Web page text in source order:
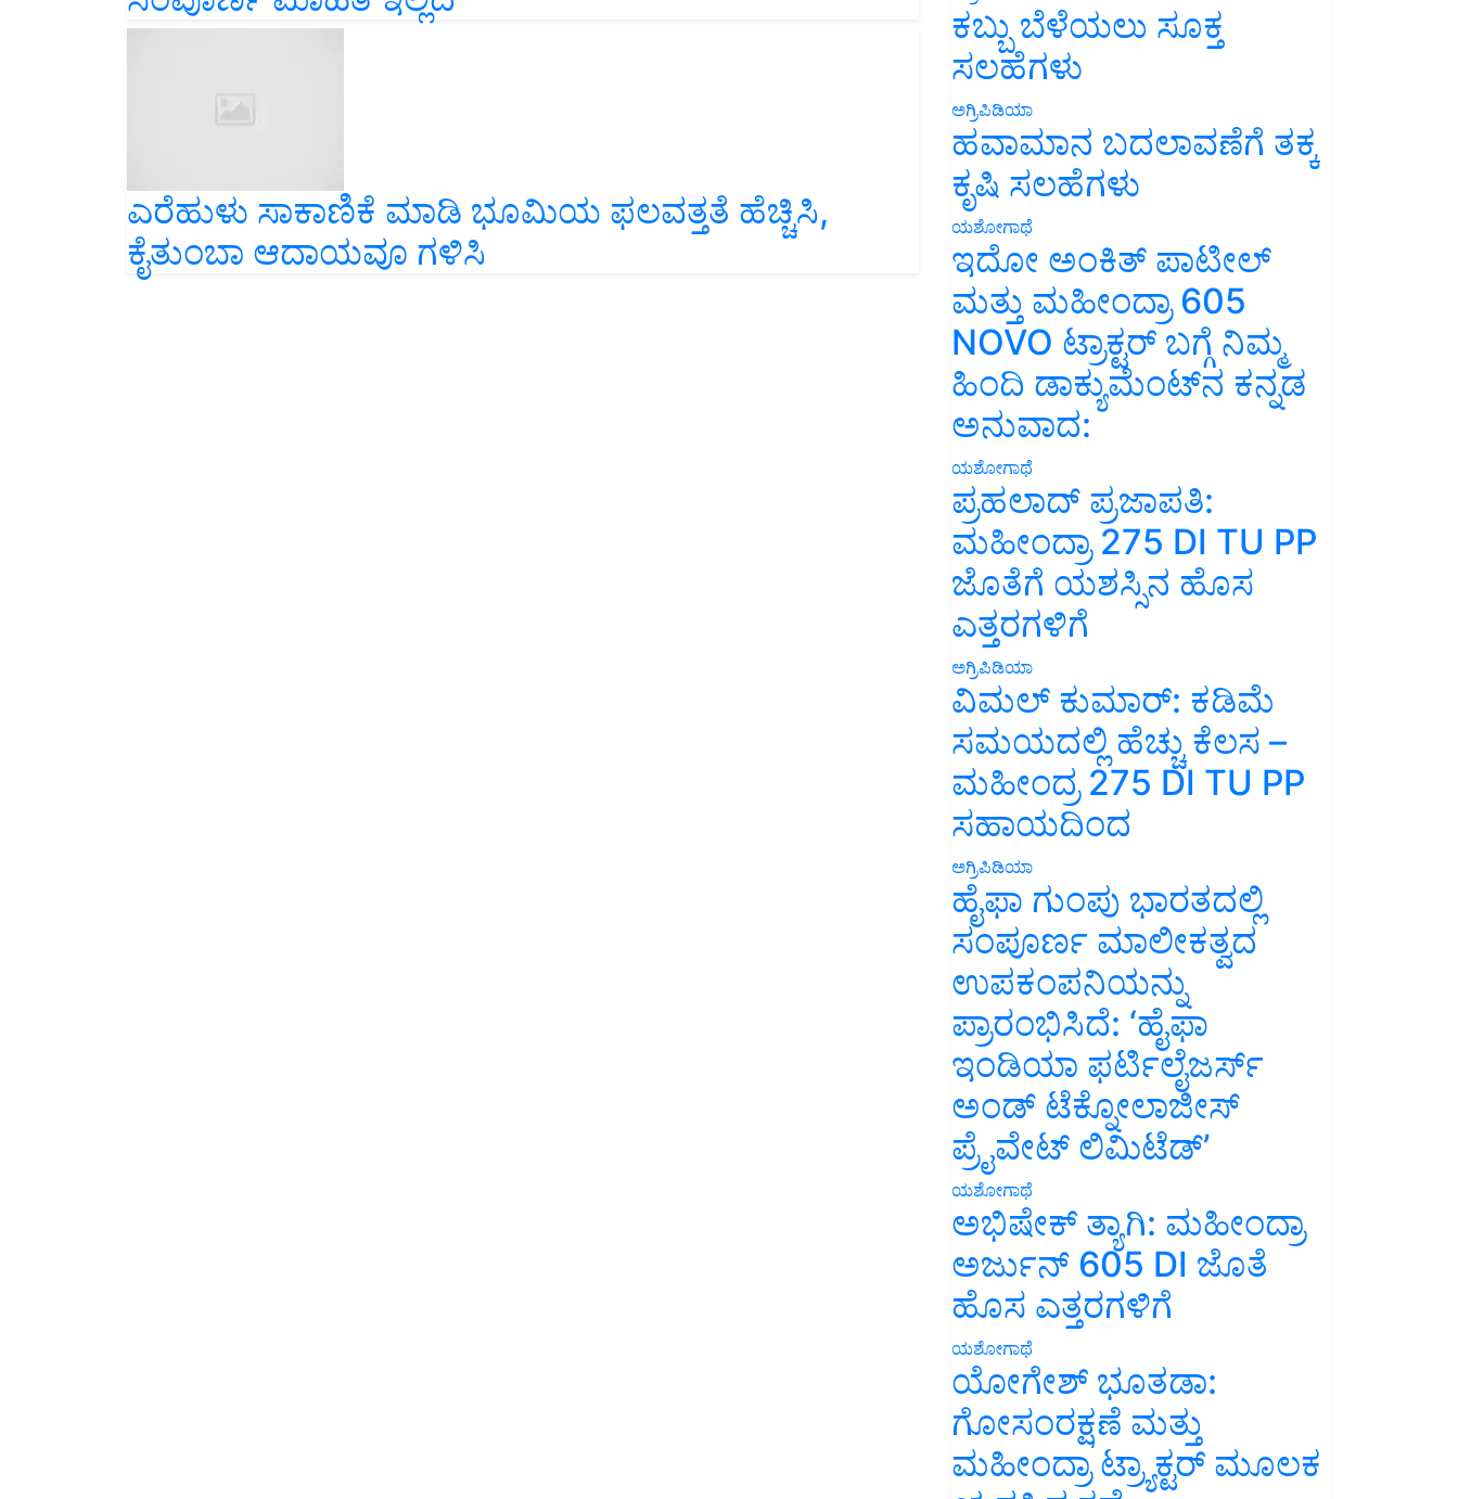
ಎರೆಹುಳು ಸಾಕಾಣಿಕೆ ಮಾಡಿ ಭೂಮಿಯ ಫಲವತ್ತತೆ ಹೆಚ್ಚಿಸಿ,
ಕೈತುಂಬಾ ಆದಾಯವೂ ಗಳಿಸಿ
ಕಬ್ಬು ಬೆಳೆಯಲು ಸೂಕ್ತ
ಸಲಹೆಗಳು
ಅಗ್ರಿಪಿಡಿಯಾ
ಹವಾಮಾನ ಬದಲಾವಣೆಗೆ ತಕ್ಕ
ಕೃಷಿ ಸಲಹೆಗಳು
ಯಶೋಗಾಥೆ
ಇದೋ ಅಂಕಿತ್ ಪಾಟೀಲ್
ಮತ್ತು ಮಹೀಂದ್ರಾ 605
NOVO ಟ್ರಾಕ್ಟರ್ ಬಗ್ಗೆ ನಿಮ್ಮ
ಹಿಂದಿ ಡಾಕ್ಯುಮೆಂಟ್‌ನ ಕನ್ನಡ
ಅನುವಾದ:
ಯಶೋಗಾಥೆ
ಪ್ರಹಲಾದ್ ಪ್ರಜಾಪತಿ:
ಮಹೀಂದ್ರಾ 275 DI TU PP
ಜೊತೆಗೆ ಯಶಸ್ಸಿನ ಹೊಸ
ಎತ್ತರಗಳಿಗೆ
ಅಗ್ರಿಪಿಡಿಯಾ
ವಿಮಲ್ ಕುಮಾರ್: ಕಡಿಮೆ
ಸಮಯದಲ್ಲಿ ಹೆಚ್ಚು ಕೆಲಸ –
ಮಹೀಂದ್ರ 275 DI TU PP
ಸಹಾಯದಿಂದ
ಅಗ್ರಿಪಿಡಿಯಾ
ಹೈಫಾ ಗುಂಪು ಭಾರತದಲ್ಲಿ
ಸಂಪೂರ್ಣ ಮಾಲೀಕತ್ವದ
ಉಪಕಂಪನಿಯನ್ನು
ಪ್ರಾರಂಭಿಸಿದೆ: ‘ಹೈಫಾ
ಇಂಡಿಯಾ ಫರ್ಟಿಲೈಜರ್ಸ್
ಅಂಡ್ ಟೆಕ್ನೋಲಾಜೀಸ್
ಪ್ರೈವೇಟ್ ಲಿಮಿಟೆಡ್’
ಯಶೋಗಾಥೆ
ಅಭಿಷೇಕ್ ತ್ಯಾಗಿ: ಮಹೀಂದ್ರಾ
ಅರ್ಜುನ್ 605 DI ಜೊತೆ
ಹೊಸ ಎತ್ತರಗಳಿಗೆ
ಯಶೋಗಾಥೆ
ಯೋಗೇಶ್ ಭೂತಡಾ:
ಗೋಸಂರಕ್ಷಣೆ ಮತ್ತು
ಮಹೀಂದ್ರಾ ಟ್ರ್ಯಾಕ್ಟರ್ ಮೂಲಕ